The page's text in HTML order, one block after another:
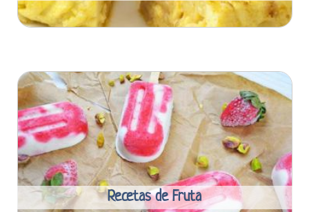
Recetas de Fruta